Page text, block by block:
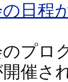
日程
プロ
催さ